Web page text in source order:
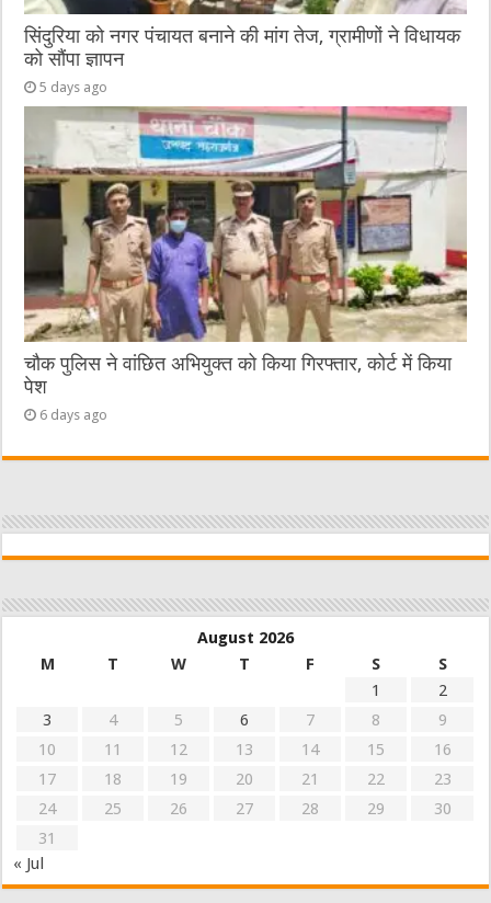
सिंदुरिया को नगर पंचायत बनाने की मांग तेज, ग्रामीणों ने विधायक
को सौंपा ज्ञापन
5 days ago
चौक पुलिस ने वांछित अभियुक्त को किया गिरफ्तार, कोर्ट में किया
पेश
6 days ago
August 2026
M
T W T F S
S
1
2
3
4 5 6 7 8
9
10
11 12 13 14 15
16
17
18 19 20 21 22
23
24
25 26 27 28 29
30
31
« Jul